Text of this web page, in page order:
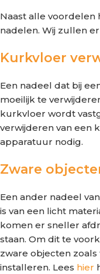
Naast alle
nadelen. Wij zullen
Kurkvloer
Een nadeel dat bij
moeilijk te
kurkvloer wordt
verwijderen van een
apparatuur nodig.
Zware
Een ander nadeel
is van een licht
komen er sneller
staan. Om dit te
zware objecten
installeren. Lees hier